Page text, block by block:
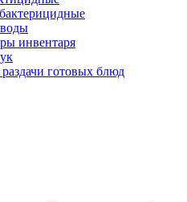
инвентаря
готовых блюд